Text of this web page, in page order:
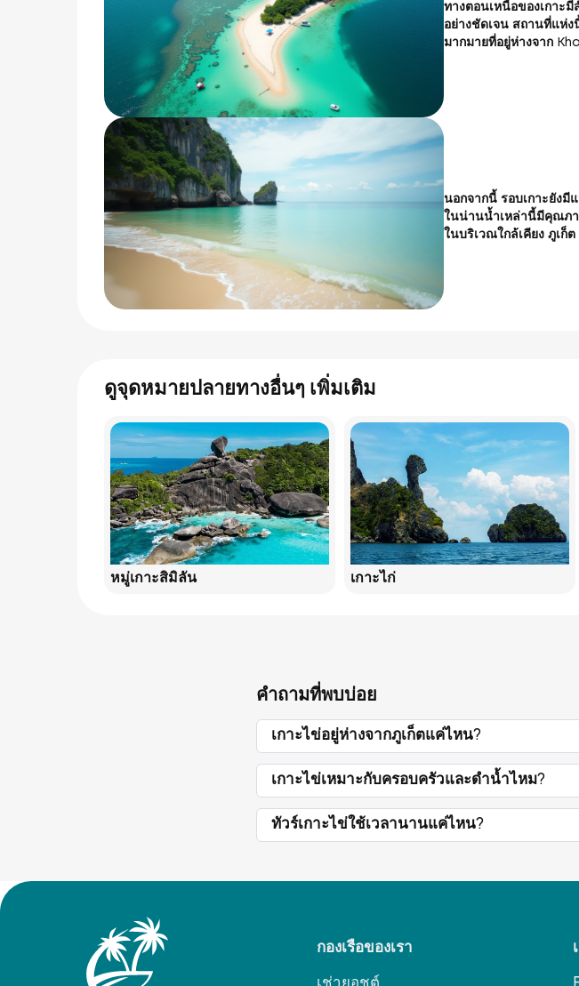
ทางตอนเหนือของเกาะ
อย่างชัดเจน สถานที่แห่
มากมายที่อยู่ห่างจาก
นอกจากนี้ รอบเกาะยังมี
ในน่านน้ำเหล่านี้มีคุณภ
ในบริเวณใกล้เคียง ภูเก็ต
ดูจุดหมายปลายทางอื่นๆ เพิ่มเติม
หมู่เกาะสิมิลัน เกาะไก่
คำถามที่พบบ่อย
เกาะไข่อยู่ห่างจากภูเก็ตแค่ไหน?
เกาะไข่เหมาะกับครอบครัวและดำน้ำไหม?
ทัวร์เกาะไข่ใช้เวลานานแค่ไหน?
กองเรือของเรา